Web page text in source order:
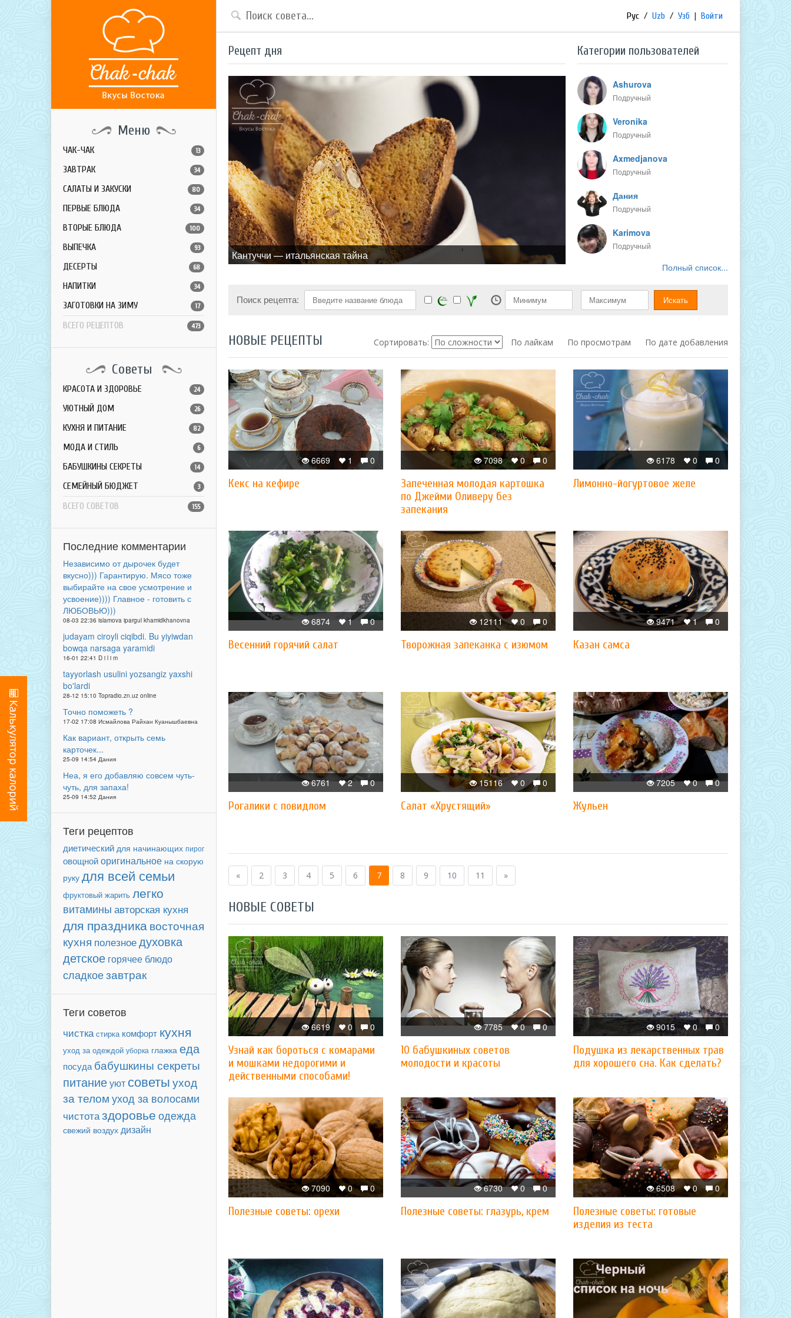
Меню
ЧАК-ЧАК 13
ЗАВТРАК 34
САЛАТЫ И ЗАКУСКИ 80
ПЕРВЫЕ БЛЮДА 34
ВТОРЫЕ БЛЮДА 100
ВЫПЕЧКА 93
ДЕСЕРТЫ 68
НАПИТКИ 34
ЗАГОТОВКИ НА ЗИМУ 17
ВСЕГО РЕЦЕПТОВ 473
Советы
КРАСОТА И ЗДОРОВЬЕ 24
УЮТНЫЙ ДОМ 26
КУХНЯ И ПИТАНИЕ 82
МОДА И СТИЛЬ 6
БАБУШКИНЫ СЕКРЕТЫ 14
СЕМЕЙНЫЙ БЮДЖЕТ 3
ВСЕГО СОВЕТОВ 155
Последние комментарии
Независимо от дырочек будет
вкусно))) Гарантирую. Мясо тоже
выбирайте на свое усмотрение и
усвоение)))) Главное - готовить с
ЛЮБОВЬЮ)))
08-03 22:36 islamova ipargul khamidkhanovna
judayam ciroyli ciqibdi. Bu yiyiwdan
bowqa narsaga yaramidi
16-01 22:41 D i l i m
tayyorlash usulini yozsangiz yaxshi
bo'lardi
28-12 15:10 Topradio.zn.uz online
Точно поможеть ?
17-02 17:08 Исмайлова Райхан Куанышбаевна
Как вариант, открыть семь
карточек...
25-09 14:54 Дания
Неа, я его добавляю совсем чуть-
чуть, для запаха!
25-09 14:52 Дания
Теги рецептов
диетический для начинающих пирог
овощнойоригинальное на скорую
руку для всей семьи
фруктовый жарить легко
витамины авторская кухня
для праздникавосточная
кухня полезноедуховка
детское горячее блюдо
сладкоезавтрак
Теги советов
чистка стирка комфорт кухня
уход за одеждой уборка глажка еда
посуда бабушкины секреты
питаниеуют советыуход
за теломуход за волосами
чистотаздоровье одежда
свежий воздух дизайн
Рус / Uzb / Узб | Войти
Рецепт дня
Кантуччи — итальянская тайна
Категории пользователей
Ashurova
Подручный
Veronika
Подручный
Axmedjanova
Подручный
Дания
Подручный
Karimova
Подручный
Полный список...
Поиск рецепта:
НОВЫЕ РЕЦЕПТЫ Сортировать: По лайкам По просмотрам По дате добавления
0
1
6669
Кекс на кефире
0
0
7098
Запеченная молодая картошка
по Джейми Оливеру без
запекания
0
0
6178
Лимонно-йогуртовое желе
0
1
6874
Весенний горячий салат
0
0
12111
Творожная запеканка с изюмом
0
1
9471
Казан самса
0
2
6761
Рогалики с повидлом
0
0
15116
Салат «Хрустящий»
0
0
7205
Жульен
« 2 3 4 5 6 7 8 9 10 11 »
НОВЫЕ СОВЕТЫ
0
0
6619
Узнай как бороться с комарами
и мошками недорогими и
действенными способами!
0
0
7785
10 бабушкиных советов
молодости и красоты
0
0
9015
Подушка из лекарственных трав
для хорошего сна. Как сделать?
0
0
7090
Полезные советы: орехи
0
0
6730
Полезные советы: глазурь, крем
0
0
6508
Полезные советы: готовые
изделия из теста